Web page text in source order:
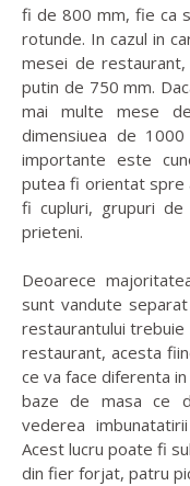
fi de 800 mm, fie ca
rotunde. In cazul in
mesei de
putin de 750 mm.
mai multe mese
dimensiuea de
importante este
putea fi orientat spre
fi cupluri, grupuri
prieteni.
Deoarece
sunt vandute
restaurantului trebuie
restaurant, acesta
ce va face diferenta
baze de masa ce
vederea
Acest lucru poate fi
din fier forjat, patru